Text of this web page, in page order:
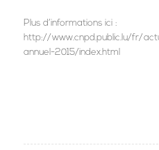
Plus d’informations ici :
http://www.cnpd.public.lu/fr/
annuel-2015/index.html